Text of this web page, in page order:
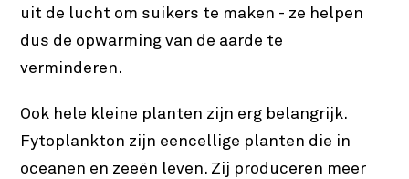
uit de lucht om suikers te maken - ze helpen
dus de opwarming van de aarde te
verminderen.
Ook hele kleine planten zijn erg belangrijk.
Fytoplankton zijn eencellige planten die in
oceanen en zeeën leven. Zij produceren meer